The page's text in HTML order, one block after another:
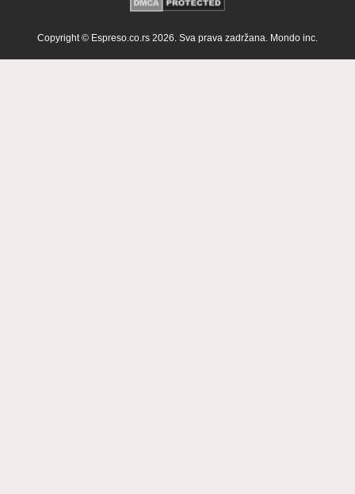
Copyright © Espreso.co.rs 2026. Sva prava zadržana. Mondo inc.